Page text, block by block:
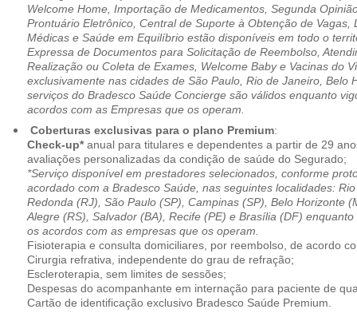
Welcome Home, Importação de Medicamentos, Segunda
Prontuário Eletrônico, Central de Suporte à Obtenção de Vagas,
Médicas e Saúde em Equilíbrio estão disponíveis em todo o
Expressa de Documentos para Solicitação de Reembolso,
Realização ou Coleta de Exames, Welcome Baby e Vacinas do
exclusivamente nas cidades de São Paulo, Rio de Janeiro, Belo
serviços do Bradesco Saúde Concierge são válidos enquanto
acordos com as Empresas que os operam.
Coberturas exclusivas para o plano Premium:
Check-up*anual para titulares e dependentes a partir de 29
avaliações personalizadas da condição de saúde do Segurado;
*Serviço disponível em prestadores selecionados, conforme
acordado com a Bradesco Saúde, nas seguintes localidades:
Redonda (RJ), São Paulo (SP), Campinas (SP), Belo Horizonte
Alegre (RS), Salvador (BA), Recife (PE) e Brasília (DF)
os acordos com as empresas que os operam.
Fisioterapia e consulta domiciliares, por reembolso, de acordo
Cirurgia refrativa, independente do grau de refração;
Escleroterapia, sem limites de sessões;
Despesas do acompanhante em internação para paciente de
Cartão de identificação exclusivo Bradesco Saúde Premium.